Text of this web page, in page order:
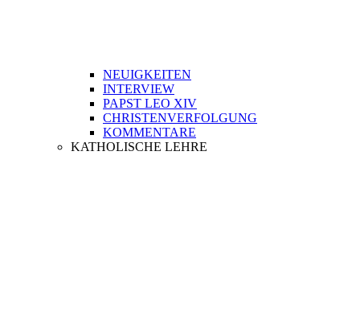
NEUIGKEITEN
INTERVIEW
PAPST LEO XIV
CHRISTENVERFOLGUNG
KOMMENTARE
KATHOLISCHE LEHRE